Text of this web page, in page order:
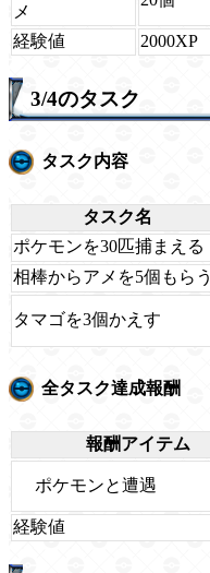
メ
経験値 2000XP
3/4のタスク
タスク内容
タスク名
ポケモンを30匹捕まえる
相棒からアメを5個もらう
タマゴを3個かえす
全タスク達成報酬
報酬アイテム
ポケモンと遭遇
経験値